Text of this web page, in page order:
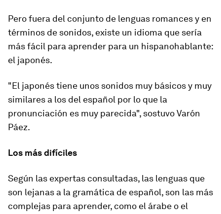
Pero fuera del conjunto de lenguas romances y en
términos de sonidos, existe un idioma que sería
más fácil para aprender para un hispanohablante:
el japonés.
"El japonés tiene unos sonidos muy básicos y muy
similares a los del español por lo que la
pronunciación es muy parecida", sostuvo Varón
Páez.
Los más difíciles
Según las expertas consultadas, las lenguas que
son lejanas a la gramática de español, son las más
complejas para aprender, como el árabe o el